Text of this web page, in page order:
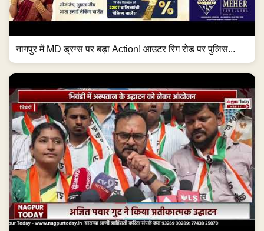
नागपुर में MD ड्रग्स पर बड़ा Action! आउटर रिंग रोड पर पुलिस...